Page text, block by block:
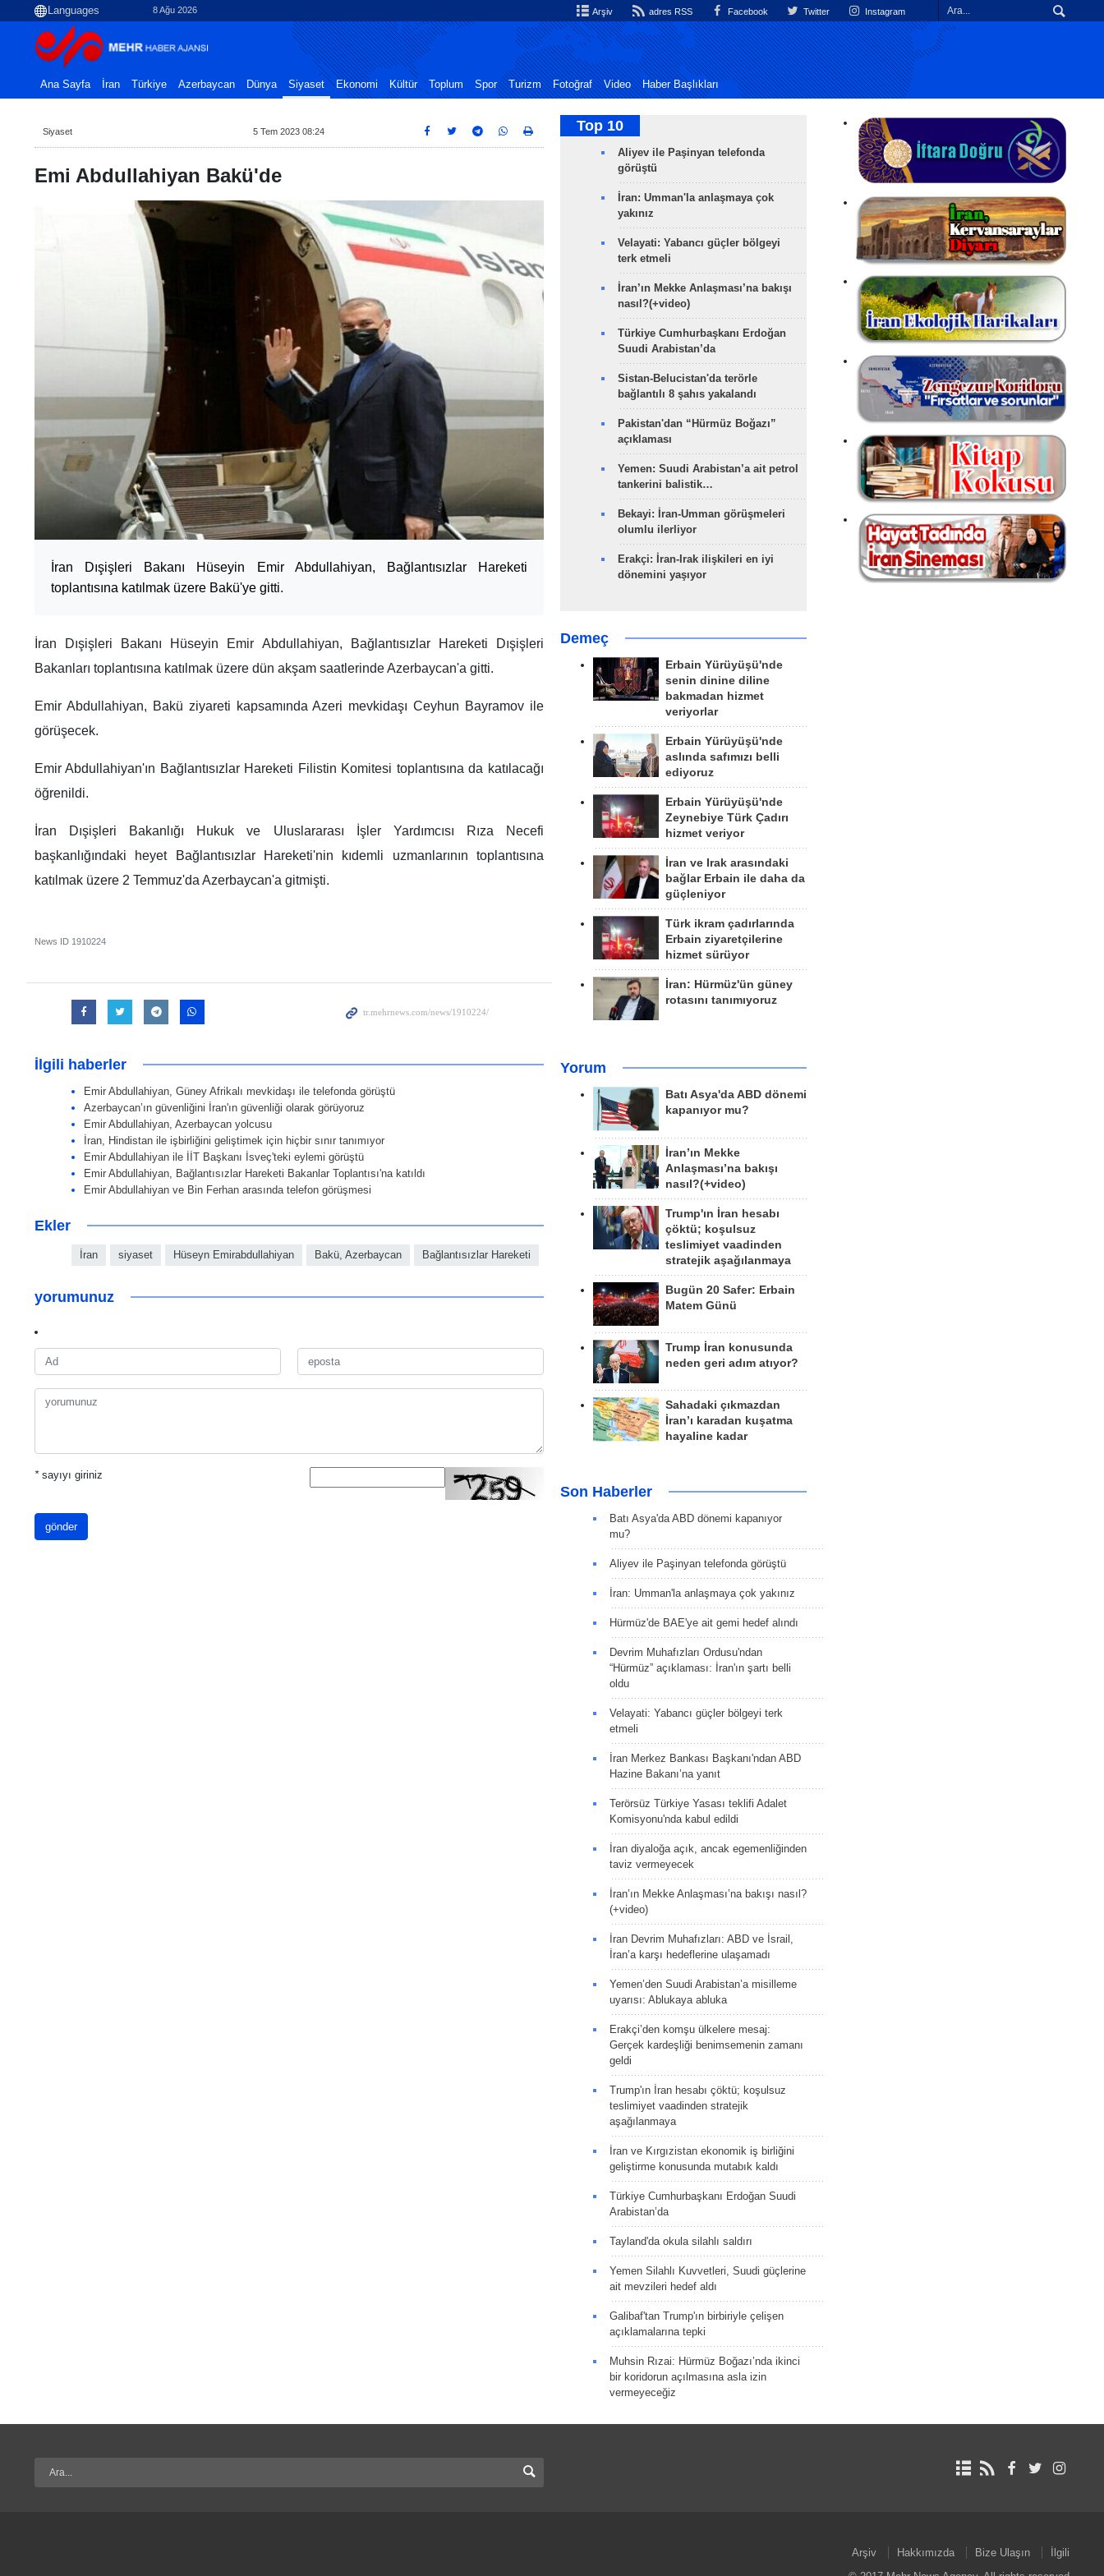
8 Ağu 2026 Arşiv adres RSS Facebook Twitter Instagram
Ana Sayfa İran Türkiye Azerbaycan Dünya Siyaset Ekonomi Kültür Toplum Spor Turizm Fotoğraf Video Haber Başlıkları
Siyaset 5 Tem 2023 08:24
Emi Abdullahiyan Bakü'de
İran Dışişleri Bakanı Hüseyin Emir Abdullahiyan, Bağlantısızlar Hareketi
toplantısına katılmak üzere Bakü'ye gitti.
İran Dışişleri Bakanı Hüseyin Emir Abdullahiyan, Bağlantısızlar Hareketi Dışişleri
Bakanları toplantısına katılmak üzere dün akşam saatlerinde Azerbaycan'a gitti.
Emir Abdullahiyan, Bakü ziyareti kapsamında Azeri mevkidaşı Ceyhun Bayramov ile
görüşecek.
Emir Abdullahiyan'ın Bağlantısızlar Hareketi Filistin Komitesi toplantısına da katılacağı
öğrenildi.
İran Dışişleri Bakanlığı Hukuk ve Uluslararası İşler Yardımcısı Rıza Necefi
başkanlığındaki heyet Bağlantısızlar Hareketi'nin kıdemli uzmanlarının toplantısına
katılmak üzere 2 Temmuz'da Azerbaycan'a gitmişti.
News ID 1910224
İlgili haberler
Emir Abdullahiyan, Güney Afrikalı mevkidaşı ile telefonda görüştü
Azerbaycan’ın güvenliğini İran'ın güvenliği olarak görüyoruz
Emir Abdullahiyan, Azerbaycan yolcusu
İran, Hindistan ile işbirliğini geliştimek için hiçbir sınır tanımıyor
Emir Abdullahiyan ile İİT Başkanı İsveç'teki eylemi görüştü
Emir Abdullahiyan, Bağlantısızlar Hareketi Bakanlar Toplantısı'na katıldı
Emir Abdullahiyan ve Bin Ferhan arasında telefon görüşmesi
Ekler
İran siyaset Hüseyn Emirabdullahiyan Bakü, Azerbaycan Bağlantısızlar Hareketi
yorumunuz
*sayıyı giriniz
gönder
Top 10
Aliyev ile Paşinyan telefonda
görüştü
İran: Umman'la anlaşmaya çok
yakınız
Velayati: Yabancı güçler bölgeyi
terk etmeli
İran’ın Mekke Anlaşması’na bakışı
nasıl?(+video)
Türkiye Cumhurbaşkanı Erdoğan
Suudi Arabistan’da
Sistan-Belucistan'da terörle
bağlantılı 8 şahıs yakalandı
Pakistan'dan “Hürmüz Boğazı”
açıklaması
Yemen: Suudi Arabistan’a ait petrol
tankerini balistik…
Bekayi: İran-Umman görüşmeleri
olumlu ilerliyor
Erakçi: İran-Irak ilişkileri en iyi
dönemini yaşıyor
Demeç
Erbain Yürüyüşü'nde
senin dinine diline
bakmadan hizmet
veriyorlar
Erbain Yürüyüşü'nde
aslında safımızı belli
ediyoruz
Erbain Yürüyüşü'nde
Zeynebiye Türk Çadırı
hizmet veriyor
İran ve Irak arasındaki
bağlar Erbain ile daha da
güçleniyor
Türk ikram çadırlarında
Erbain ziyaretçilerine
hizmet sürüyor
İran: Hürmüz'ün güney
rotasını tanımıyoruz
Yorum
Batı Asya'da ABD dönemi
kapanıyor mu?
İran’ın Mekke
Anlaşması’na bakışı
nasıl?(+video)
Trump'ın İran hesabı
çöktü; koşulsuz
teslimiyet vaadinden
stratejik aşağılanmaya
Bugün 20 Safer: Erbain
Matem Günü
Trump İran konusunda
neden geri adım atıyor?
Sahadaki çıkmazdan
İran’ı karadan kuşatma
hayaline kadar
Son Haberler
Batı Asya'da ABD dönemi kapanıyor
mu?
Aliyev ile Paşinyan telefonda görüştü
İran: Umman'la anlaşmaya çok yakınız
Hürmüz'de BAE'ye ait gemi hedef alındı
Devrim Muhafızları Ordusu'ndan
“Hürmüz” açıklaması: İran'ın şartı belli
oldu
Velayati: Yabancı güçler bölgeyi terk
etmeli
İran Merkez Bankası Başkanı'ndan ABD
Hazine Bakanı’na yanıt
Terörsüz Türkiye Yasası teklifi Adalet
Komisyonu'nda kabul edildi
İran diyaloğa açık, ancak egemenliğinden
taviz vermeyecek
İran’ın Mekke Anlaşması’na bakışı nasıl?
(+video)
İran Devrim Muhafızları: ABD ve İsrail,
İran’a karşı hedeflerine ulaşamadı
Yemen’den Suudi Arabistan’a misilleme
uyarısı: Ablukaya abluka
Erakçi’den komşu ülkelere mesaj:
Gerçek kardeşliği benimsemenin zamanı
geldi
Trump'ın İran hesabı çöktü; koşulsuz
teslimiyet vaadinden stratejik
aşağılanmaya
İran ve Kırgızistan ekonomik iş birliğini
geliştirme konusunda mutabık kaldı
Türkiye Cumhurbaşkanı Erdoğan Suudi
Arabistan’da
Tayland'da okula silahlı saldırı
Yemen Silahlı Kuvvetleri, Suudi güçlerine
ait mevzileri hedef aldı
Galibaf'tan Trump'ın birbiriyle çelişen
açıklamalarına tepki
Muhsin Rızai: Hürmüz Boğazı’nda ikinci
bir koridorun açılmasına asla izin
vermeyeceğiz
Arşiv Hakkımızda Bize Ulaşın
İlgili